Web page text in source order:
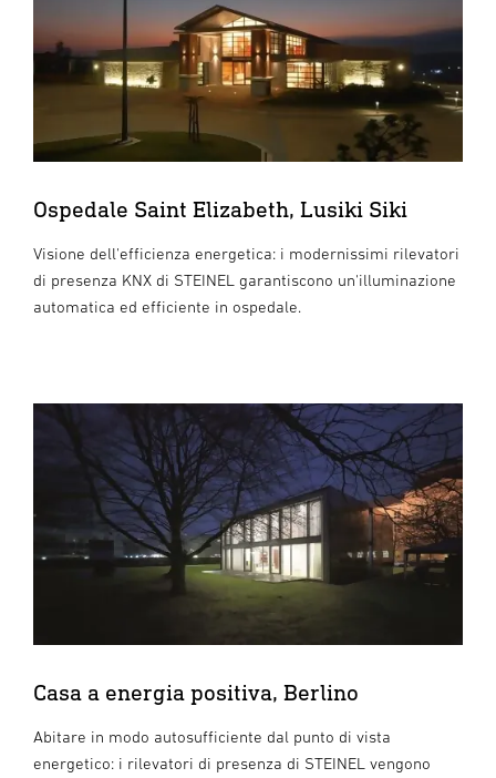
Ospedale Saint Elizabeth, Lusiki Siki
Visione dell'efficienza energetica: i modernissimi rilevatori
di presenza KNX di STEINEL garantiscono un'illuminazione
automatica ed efficiente in ospedale.
Casa a energia positiva, Berlino
Abitare in modo autosufficiente dal punto di vista
energetico: i rilevatori di presenza di STEINEL vengono